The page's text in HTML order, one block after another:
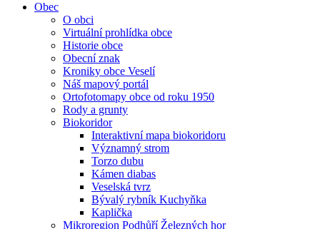
Obec
O obci
Virtuální prohlídka obce
Historie obce
Obecní znak
Kroniky obce Veselí
Náš mapový portál
Ortofotomapy obce od roku 1950
Rody a grunty
Biokoridor
Interaktivní mapa biokoridoru
Významný strom
Torzo dubu
Kámen diabas
Veselská tvrz
Bývalý rybník Kuchyňka
Kaplička
Mikroregion Podhůří Železných hor